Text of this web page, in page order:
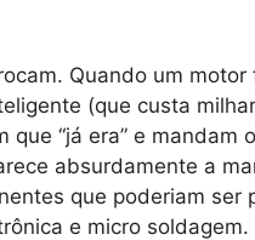
Quando um
(que custa
“já era” e mandam
absurdamente a
que poderiam
e micro soldagem.